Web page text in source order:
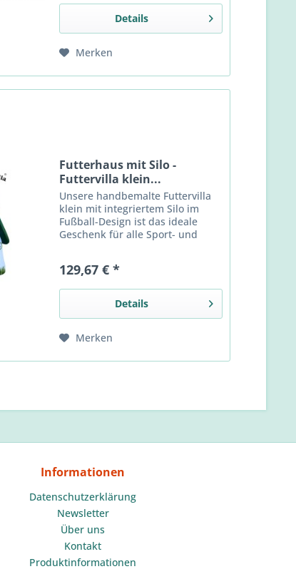
Details
Merken
Futterhaus mit Silo -
Futtervilla klein...
Unsere handbemalte Futtervilla
klein mit integriertem Silo im
Fußball-Design ist das ideale
Geschenk für alle Sport- und
heimischen Gartenvögel.
129,67 € *
Details
Merken
Informationen
Datenschutzerklärung
Newsletter
Über uns
Kontakt
Produktinformationen